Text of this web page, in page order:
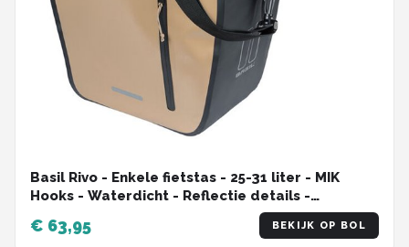
Basil Rivo - Enkele fietstas - 25-31 liter - MIK
Hooks - Waterdicht - Reflectie details -
€ 63,95 BEKIJK OP BOL